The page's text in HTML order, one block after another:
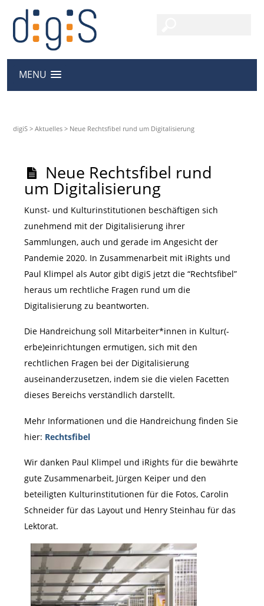
MENU
digiS >Aktuelles > Neue Rechtsfibel rund um Digitalisierung
Neue Rechtsfibel rund
um Digitalisierung
Kunst- und Kulturinstitutionen beschäftigen sich
zunehmend mit der Digitalisierung ihrer
Sammlungen, auch und gerade im Angesicht der
Pandemie 2020. In Zusammenarbeit mit iRights und
Paul Klimpel als Autor gibt digiS jetzt die “Rechtsfibel”
heraus um rechtliche Fragen rund um die
Digitalisierung zu beantworten.
Die Handreichung soll Mitarbeiter*innen in Kultur(-
erbe)einrichtungen ermutigen, sich mit den
rechtlichen Fragen bei der Digitalisierung
auseinanderzusetzen, indem sie die vielen Facetten
dieses Bereichs verständlich darstellt.
Mehr Informationen und die Handreichung finden Sie
hier: Rechtsfibel
Wir danken Paul Klimpel und iRights für die bewährte
gute Zusammenarbeit, Jürgen Keiper und den
beteiligten Kulturinstitutionen für die Fotos, Carolin
Schneider für das Layout und Henry Steinhau für das
Lektorat.